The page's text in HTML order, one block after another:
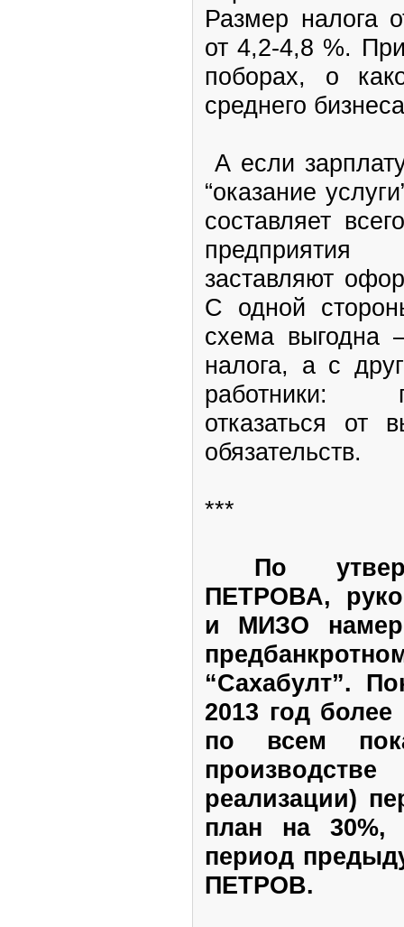
Размер налога
от 4,2-4,8 %.
поборах, о
среднего
А если
“оказание
составляет
предприятия
заставляют
С одной
схема выгодна
налога, а с
работники:
отказаться от
обязательств.
***
По
ПЕТРОВА,
и МИЗО
“Сахабулт”.
2013 год
по всем
реализации)
план на 30%,
период
ПЕТРОВ.